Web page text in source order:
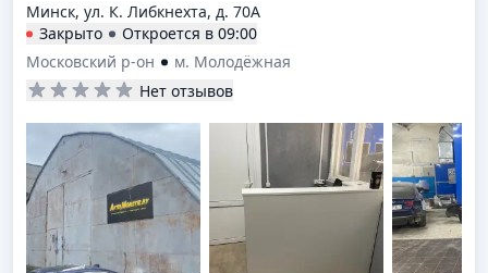
Минск, ул. К. Либкнехта, д. 70А
Закрыто
Откроется в 09:00
Московский р-он
м. Молодёжная
Нет отзывов